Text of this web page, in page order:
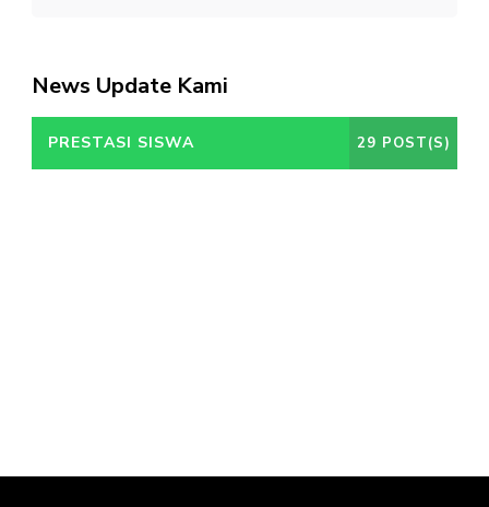
News Update Kami
PRESTASI SISWA 29 POST(S)